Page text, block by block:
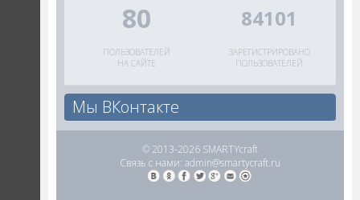
84101
ЗАРЕГИСТРИРОВАНО
ПОЛЬЗОВАТЕЛЕЙ
80
ПОЛЬЗОВАТЕЛЕЙ
НА САЙТЕ
Мы ВКонтакте
© 2013-2026 SMARTYcraft
Связь с нами: admin@smartycraft.ru